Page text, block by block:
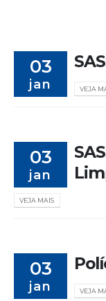
03
jan VEJA
03
jan
VEJA MAIS
03
jan VEJA